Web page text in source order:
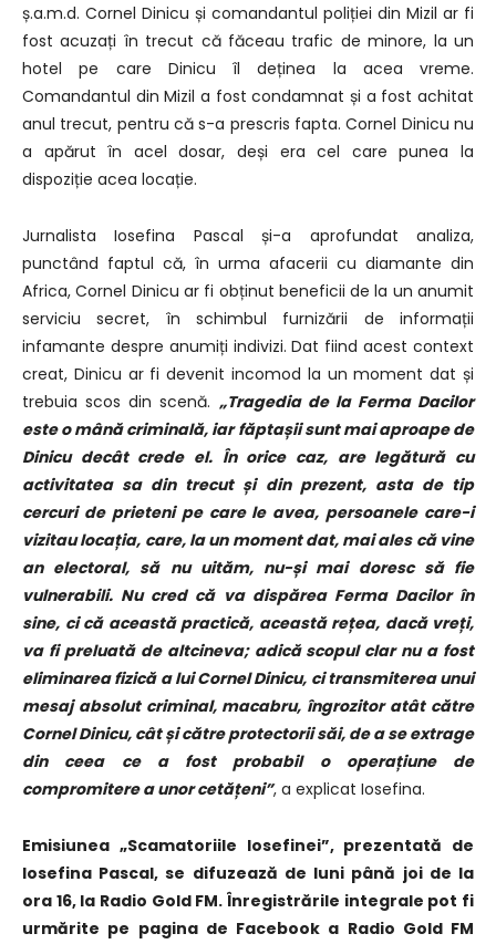
ș.a.m.d. Cornel Dinicu și comandantul poliției din Mizil ar fi
fost acuzați în trecut că făceau trafic de minore, la un
hotel pe care Dinicu îl deținea la acea vreme.
Comandantul din Mizil a fost condamnat și a fost achitat
anul trecut, pentru că s-a prescris fapta. Cornel Dinicu nu
a apărut în acel dosar, deși era cel care punea la
dispoziție acea locație.
Jurnalista Iosefina Pascal și-a aprofundat analiza,
punctând faptul că, în urma afacerii cu diamante din
Africa, Cornel Dinicu ar fi obținut beneficii de la un anumit
serviciu secret, în schimbul furnizării de informații
infamante despre anumiți indivizi. Dat fiind acest context
creat, Dinicu ar fi devenit incomod la un moment dat și
trebuia scos din scenă. „Tragedia de la Ferma Dacilor
este o mână criminală, iar făptașii sunt mai aproape de
Dinicu decât crede el. În orice caz, are legătură cu
activitatea sa din trecut și din prezent, asta de tip
cercuri de prieteni pe care le avea, persoanele care-i
vizitau locația, care, la un moment dat, mai ales că vine
an electoral, să nu uităm, nu-și mai doresc să fie
vulnerabili. Nu cred că va dispărea Ferma Dacilor în
sine, ci că această practică, această rețea, dacă vreți,
va fi preluată de altcineva; adică scopul clar nu a fost
eliminarea fizică a lui Cornel Dinicu, ci transmiterea unui
mesaj absolut criminal, macabru, îngrozitor atât către
Cornel Dinicu, cât și către protectorii săi, de a se extrage
din ceea ce a fost probabil o operațiune de
compromitere a unor cetățeni”, a explicat Iosefina.
Emisiunea „Scamatoriile Iosefinei”, prezentată de
Iosefina Pascal, se difuzează de luni până joi de la
ora 16, la Radio Gold FM. Înregistrările integrale pot fi
urmărite pe pagina de Facebook a Radio Gold FM